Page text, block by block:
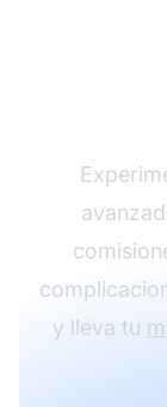
y lleva tu